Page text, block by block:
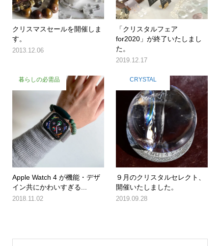
クリスマスセールを開催しま
す。
2013.12.06
「クリスタルフェア
for2020」が終了いたしまし
た。
2019.12.17
暮らしの必需品
Apple Watch 4 が機能・デザ
イン共にかわいすぎる...
2018.11.02
CRYSTAL
９月のクリスタルセレクト、
開催いたしました。
2019.09.28